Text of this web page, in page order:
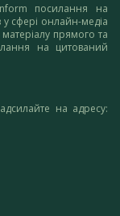
посилання на
у сфері онлайн-медіа
прямого та
на цитований
на адресу: